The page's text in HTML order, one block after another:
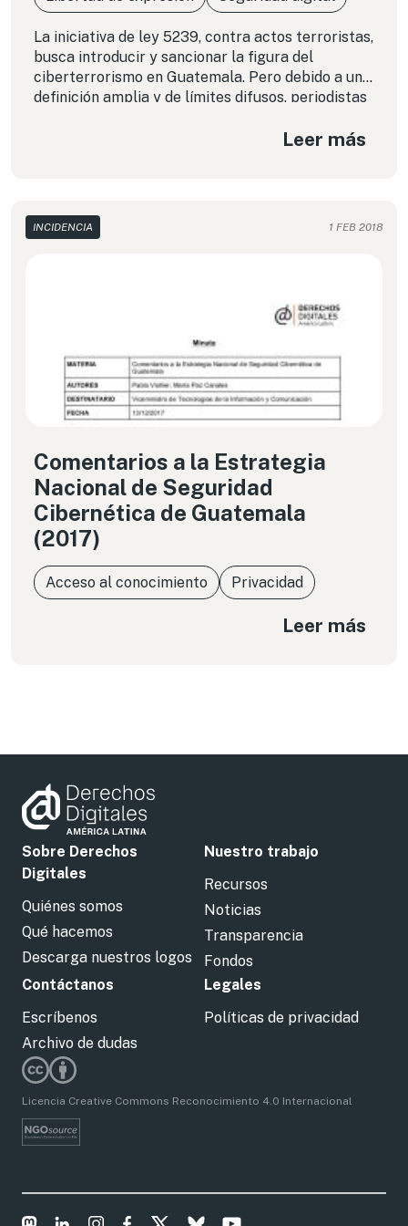
La iniciativa de ley 5239, contra actos terroristas,
busca introducir y sancionar la figura del
ciberterrorismo en Guatemala. Pero debido a una
definición amplia y de límites difusos, periodistas
perseguir y silenciar las voces dicidentes que se
Leer más
INCIDENCIA 1 FEB 2018
Comentarios a la Estrategia
Nacional de Seguridad
Cibernética de Guatemala
(2017)
Acceso al conocimiento Privacidad
Leer más
Sobre Derechos
Digitales
Quiénes somos
Qué hacemos
Descarga nuestros logos
Nuestro trabajo
Recursos
Noticias
Transparencia
Fondos
Contáctanos
Escríbenos
Archivo de dudas
Legales
Políticas de privacidad
Licencia Creative Commons Reconocimiento 4.0 Internacional